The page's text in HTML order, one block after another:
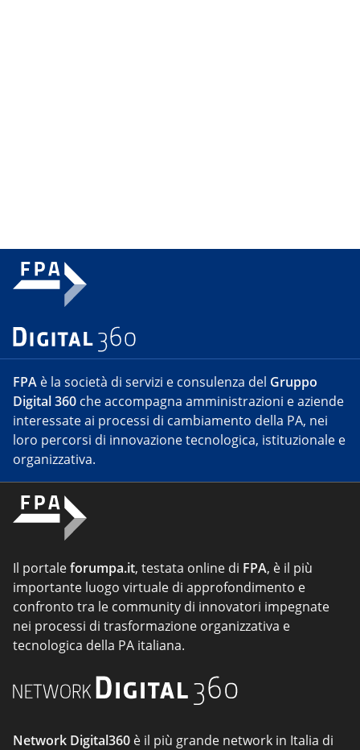
FPA è la società di servizi e consulenza del Gruppo
Digital 360 che accompagna amministrazioni e aziende
interessate ai processi di cambiamento della PA, nei
loro percorsi di innovazione tecnologica, istituzionale e
organizzativa.
Il portaleforumpa.it, testata online di FPA, è il più
importante luogo virtuale di approfondimento e
confronto tra le community di innovatori impegnate
nei processi di trasformazione organizzativa e
tecnologica della PA italiana.
Network Digital360 è il più grande network in Italia di